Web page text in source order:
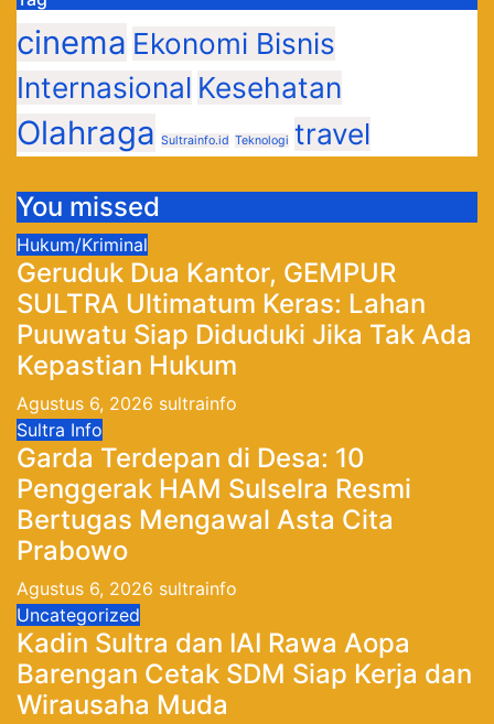
cinema Ekonomi Bisnis
Internasional Kesehatan
Olahraga Sultrainfo.id Teknologi travel
You missed
Hukum/Kriminal
Geruduk Dua Kantor, GEMPUR
SULTRA Ultimatum Keras: Lahan
Puuwatu Siap Diduduki Jika Tak Ada
Kepastian Hukum
Agustus 6, 2026 sultrainfo
Sultra Info
Garda Terdepan di Desa: 10
Penggerak HAM Sulselra Resmi
Bertugas Mengawal Asta Cita
Prabowo
Agustus 6, 2026 sultrainfo
Uncategorized
Kadin Sultra dan IAI Rawa Aopa
Barengan Cetak SDM Siap Kerja dan
Wirausaha Muda